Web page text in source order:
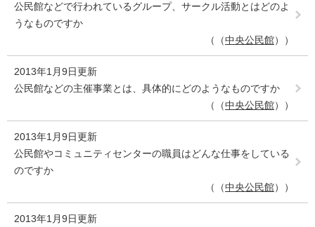
公民館などで行われているグループ、サークル活動とはどのよ
うなものですか
（中央公民館）
2013年1月9日更新
公民館などの主催事業とは、具体的にどのようなものですか
（中央公民館）
2013年1月9日更新
公民館やコミュニティセンターの職員はどんな仕事をしている
のですか
（中央公民館）
2013年1月9日更新